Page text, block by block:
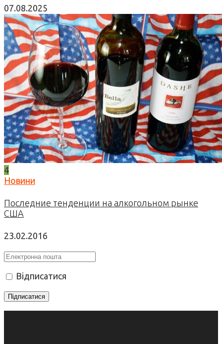
07.08.2025
4
Новини
Последние тенденции на алкогольном рынке
США
23.02.2016
Відписатися